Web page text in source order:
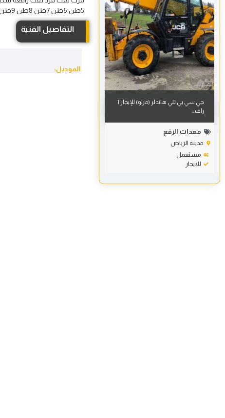
جي سي بي تلي هاندلر (مرلو) للإيجار |
راف...
معدات الرفع
مدينة الرياض
مستعمل
للايجار
5طن 6طن 7طن 8طن 9طن 10طن 1 2 3 4 5 6 7 8 9 10
التفاصيل الفنية
الموديل: